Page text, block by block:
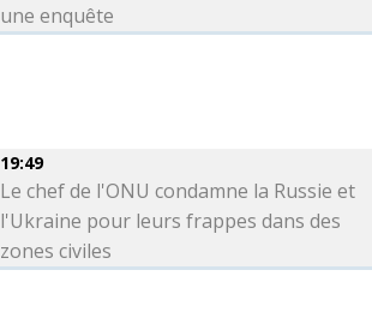
une enquête
19:49
Le chef de l'ONU condamne la Russie et
l'Ukraine pour leurs frappes dans des
zones civiles